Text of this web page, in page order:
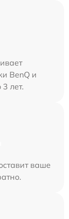
BenQ и
лет.
ваше